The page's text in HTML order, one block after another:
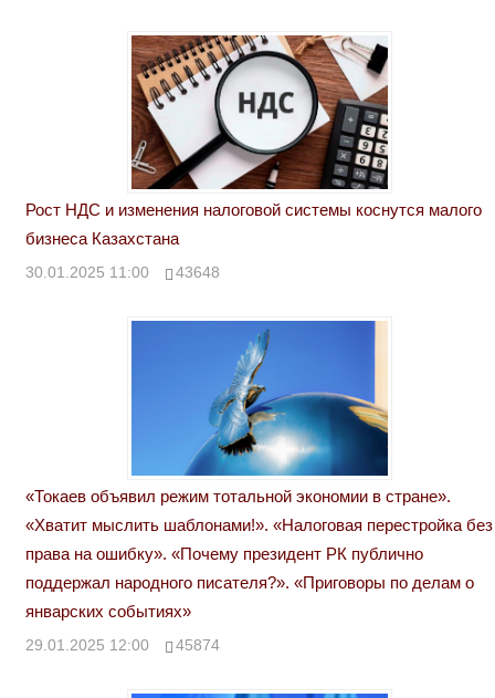
Рост НДС и изменения налоговой системы коснутся малого
бизнеса Казахстана
30.01.2025 11:00 43648
«Токаев объявил режим тотальной экономии в стране».
«Хватит мыслить шаблонами!». «Налоговая перестройка без
права на ошибку». «Почему президент РК публично
поддержал народного писателя?». «Приговоры по делам о
январских событиях»
29.01.2025 12:00 45874